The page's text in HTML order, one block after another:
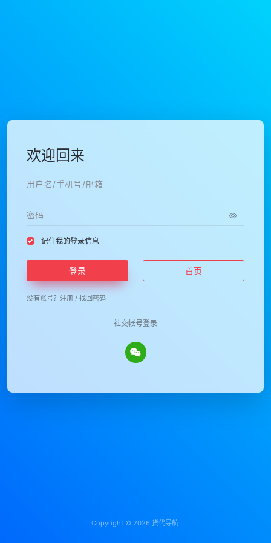
欢迎回来
记住我的登录信息
登录 首页
没有账号？ 注册 / 找回密码
社交帐号登录
Copyright © 2026 货代导航